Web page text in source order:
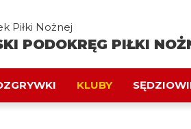
Piłki Nożnej
PODOKRĘG PIŁKI
KLUBY